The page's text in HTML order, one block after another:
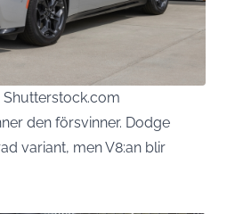
Shutterstock.com
den försvinner. Dodge
variant, men V8:an blir